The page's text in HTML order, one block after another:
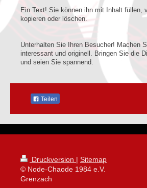
Ein Text! Sie können ihn mit Inhalt füllen,
kopieren oder löschen.
Unterhalten Sie Ihren Besucher! Machen
interessant und originell. Bringen Sie die
und seien Sie spannend.
Teilen
Druckversion | Sitemap
© Node-Chaode 1984 e.V.
Grenzach